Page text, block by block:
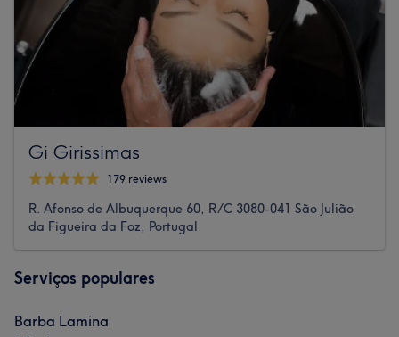
Gi Girissimas
179 reviews
R. Afonso de Albuquerque 60, R/C 3080-041 São Julião
da Figueira da Foz, Portugal
Serviços populares
Barba Lamina